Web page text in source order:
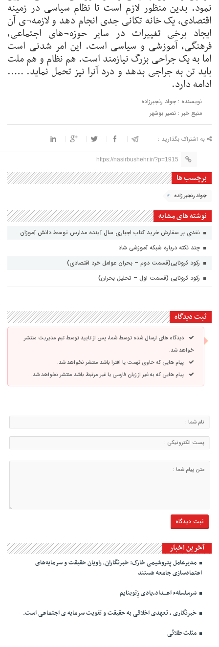
نمود. بدین منظور لازم است تا نظام سیاسی در زمینه
اقتصادی، یک خانه تکانی جدی انجام دهد و لازمه¬ی آن
ایجاد برخی تغییرات در سایر حوزه¬های اجتماعی،
فرهنگی، آموزشی و سیاسی است. این امر شدنی است
اما به یک جراحی بزرگ نیازمند است. هم نظام و هم ملت
باید تن به جراجی بدهد و درد آنرا نیز تحمل نماید. …..
ادامه دارد.
نویسنده : جواد رنجبرزاده
منبع خبر : نصیر بوشهر
به اشتراک بگذارید :
https://nasirbushehr.ir/?p=1915
برچسب ها
جواد رنجبر زاده
نوشته های مشابه
نقدی بر سفارش خرید کتاب اجباری سال آینده مدارس توسط دانش آموزان
چند نکته درباره شبکه آموزشی شاد
رکود کرونایی(قسمت دوم – بحران عوامل خرد اقتصادی)
رکود کرونایی (قسمت اول – تحلیل بحران)
ثبت دیدگاه
دیدگاه های ارسال شده توسط شما، پس از تایید توسط تیم مدیریت منتشر
خواهد شد.
پیام هایی که حاوی تهمت یا افترا باشد منتشر نخواهد شد.
پیام هایی که به غیر از زبان فارسی یا غیر مرتبط باشد منتشر نخواهد شد.
آخرین اخبار
مدیرعامل پتروشیمی خارک: خبرنگاران، راویان حقیقت و سرمایه‌های
اعتمادسازی جامعه هستند
سَرسلسلهء اعـــداد،یادی زِتوبنایم
خبرنگاری ، تعهدی اخلاقی به حقیقت و تقویت سرمایه ی اجتماعی است.
مثلث طلائی